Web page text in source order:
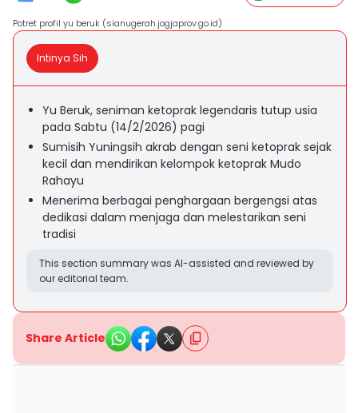
Potret profil yu beruk (sianugerah.jogjaprov.go.id)
Intinya Sih
Yu Beruk, seniman ketoprak legendaris tutup usia
pada Sabtu (14/2/2026) pagi
Sumisih Yuningsih akrab dengan seni ketoprak sejak
kecil dan mendirikan kelompok ketoprak Mudo
Rahayu
Menerima berbagai penghargaan bergengsi atas
dedikasi dalam menjaga dan melestarikan seni
tradisi
This section summary was AI-assisted and reviewed by
our editorial team.
Share Article